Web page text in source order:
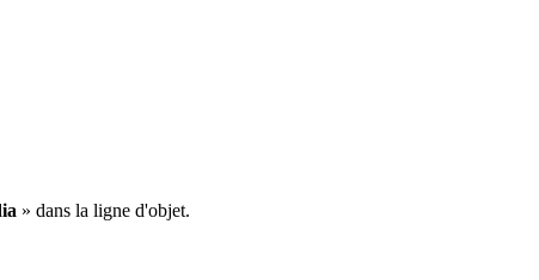
» dans la ligne d'objet.